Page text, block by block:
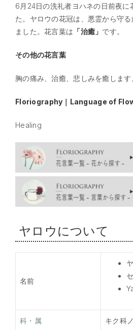
6月24日の洗礼者ヨハネの日前夜に
た。ヤロウの花冠は、悪霊から守
ました。花言葉は 「治癒」 です。
その他の花言葉
胸の痛み、治癒、悲しみを癒します
Floriography｜Language of
Healing
ヤロウについて
名前
科・属 キク科